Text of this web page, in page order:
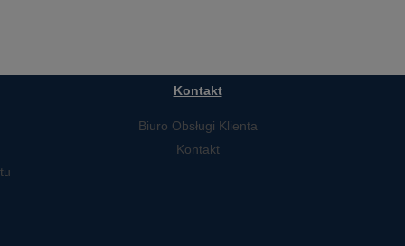
Kontakt
Biuro Obsługi Klienta
Kontakt